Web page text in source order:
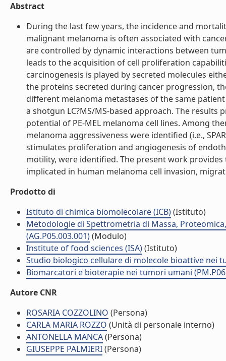
Abstract
During the last few years, the incidence and
malignant melanoma is often associated with
are controlled by dynamic interactions between
leads to the acquisition of cell proliferation
carcinogenesis is played by secreted molecules
the proteins secreted during cancer progression,
different melanoma metastases of the same patient
a shotgun LC?MS/MS-based approach. The
potential of PE-MEL melanoma cell lines. Among
melanoma aggressiveness were identified (i.e.,
stimulates proliferation and angiogenesis of
motility, were identified. The present work
implicated in human melanoma cell invasion,
Prodotto di
Istituto di chimica biomolecolare (ICB)(Istituto)
Metodologie di Spettrometria di Massa,
(AG.P05.003.001)(Modulo)
Institute of food sciences (ISA)(Istituto)
Studio biologico cellulare di molecole bioattive nei
Biomarcatori e bioterapie nei tumori umani
Autore CNR
ROSARIA COZZOLINO (Persona)
CARLA MARIA ROZZO (Unità di personale interno)
ANTONELLA MANCA(Persona)
GIUSEPPE PALMIERI(Persona)